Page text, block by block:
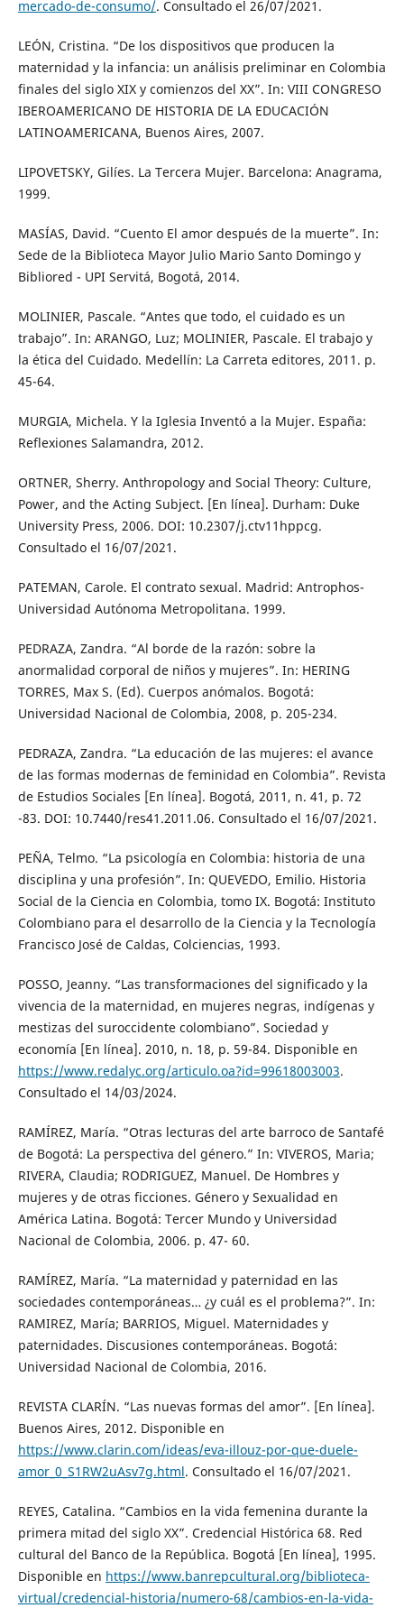
mercado-de-consumo/. Consultado el 26/07/2021.
LEÓN, Cristina. “De los dispositivos que producen la
maternidad y la infancia: un análisis preliminar en Colombia
finales del siglo XIX y comienzos del XX”. In: VIII CONGRESO
IBEROAMERICANO DE HISTORIA DE LA EDUCACIÓN
LATINOAMERICANA, Buenos Aires, 2007.
LIPOVETSKY, Gilíes. La Tercera Mujer. Barcelona: Anagrama,
1999.
MASÍAS, David. “Cuento El amor después de la muerte”. In:
Sede de la Biblioteca Mayor Julio Mario Santo Domingo y
Bibliored - UPI Servitá, Bogotá, 2014.
MOLINIER, Pascale. “Antes que todo, el cuidado es un
trabajo”. In: ARANGO, Luz; MOLINIER, Pascale. El trabajo y
la ética del Cuidado. Medellín: La Carreta editores, 2011. p.
45-64.
MURGIA, Michela. Y la Iglesia Inventó a la Mujer. España:
Reflexiones Salamandra, 2012.
ORTNER, Sherry. Anthropology and Social Theory: Culture,
Power, and the Acting Subject. [En línea]. Durham: Duke
University Press, 2006. DOI: 10.2307/j.ctv11hppcg.
Consultado el 16/07/2021.
PATEMAN, Carole. El contrato sexual. Madrid: Antrophos-
Universidad Autónoma Metropolitana. 1999.
PEDRAZA, Zandra. “Al borde de la razón: sobre la
anormalidad corporal de niños y mujeres”. In: HERING
TORRES, Max S. (Ed). Cuerpos anómalos. Bogotá:
Universidad Nacional de Colombia, 2008, p. 205-234.
PEDRAZA, Zandra. “La educación de las mujeres: el avance
de las formas modernas de feminidad en Colombia”. Revista
de Estudios Sociales [En línea]. Bogotá, 2011, n. 41, p. 72
-83. DOI: 10.7440/res41.2011.06. Consultado el 16/07/2021.
PEÑA, Telmo. “La psicología en Colombia: historia de una
disciplina y una profesión”. In: QUEVEDO, Emilio. Historia
Social de la Ciencia en Colombia, tomo IX. Bogotá: Instituto
Colombiano para el desarrollo de la Ciencia y la Tecnología
Francisco José de Caldas, Colciencias, 1993.
POSSO, Jeanny. “Las transformaciones del significado y la
vivencia de la maternidad, en mujeres negras, indígenas y
mestizas del suroccidente colombiano”. Sociedad y
economía [En línea]. 2010, n. 18, p. 59-84. Disponible en
https://www.redalyc.org/articulo.oa?id=99618003003.
Consultado el 14/03/2024.
RAMÍREZ, María. “Otras lecturas del arte barroco de Santafé
de Bogotá: La perspectiva del género.” In: VIVEROS, Maria;
RIVERA, Claudia; RODRIGUEZ, Manuel. De Hombres y
mujeres y de otras ficciones. Género y Sexualidad en
América Latina. Bogotá: Tercer Mundo y Universidad
Nacional de Colombia, 2006. p. 47- 60.
RAMÍREZ, María. “La maternidad y paternidad en las
sociedades contemporáneas… ¿y cuál es el problema?”. In:
RAMIREZ, María; BARRIOS, Miguel. Maternidades y
paternidades. Discusiones contemporáneas. Bogotá:
Universidad Nacional de Colombia, 2016.
REVISTA CLARÍN. “Las nuevas formas del amor”. [En línea].
Buenos Aires, 2012. Disponible en
https://www.clarin.com/ideas/eva-illouz-por-que-duele-
amor_0_S1RW2uAsv7g.html. Consultado el 16/07/2021.
REYES, Catalina. “Cambios en la vida femenina durante la
primera mitad del siglo XX”. Credencial Histórica 68. Red
cultural del Banco de la República. Bogotá [En línea], 1995.
Disponible en https://www.banrepcultural.org/biblioteca-
virtual/credencial-historia/numero-68/cambios-en-la-vida-